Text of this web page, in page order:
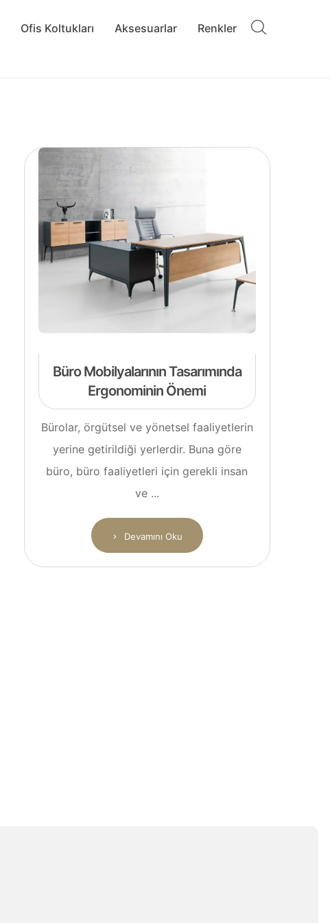
Ofis Koltukları Aksesuarlar Renkler
Büro Mobilyalarının Tasarımında
Ergonominin Önemi
Bürolar, örgütsel ve yönetsel faaliyetlerin
yerine getirildiği yerlerdir. Buna göre
büro, büro faaliyetleri için gerekli insan
ve ...
Devamını Oku